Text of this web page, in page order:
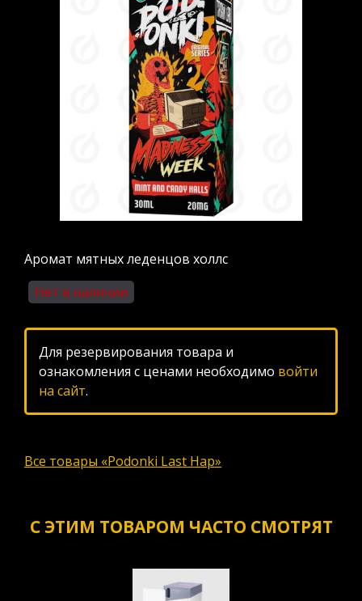
Аромат мятных леденцов холлс
Нет в наличии
Для резервирования товара и
ознакомления с ценами необходимо войти
на сайт.
Все товары «Podonki Last Hap»
С ЭТИМ ТОВАРОМ ЧАСТО СМОТРЯТ